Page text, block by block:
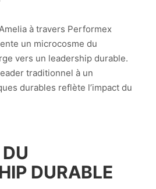
à travers Performex
un microcosme du
vers un leadership durable.
traditionnel à un
durables reflète l’impact du
DURABLE